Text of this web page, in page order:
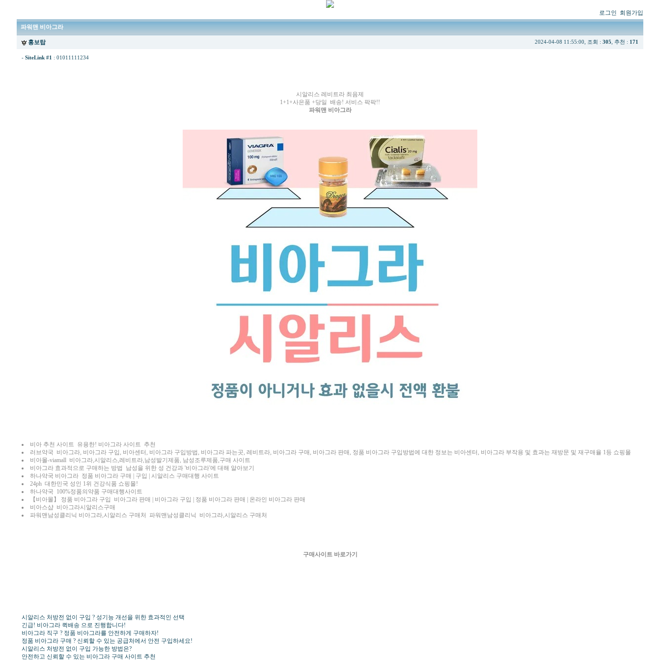
로그인 회원가입
파워맨 비아그라
홍보탑 2024-04-08 11:55:00, 조회 : 305 , 추천 : 171
- SiteLink #1 : 01011111234
시알리스 레비트라 최음제
1+1+사은품 +당일 배송! 서비스 팍팍!!
파워맨 비아그라
비아 추천 사이트 유용한! 비아그라 사이트 추천
러브약국 비아그라, 비아그라 구입, 비아센터, 비아그라 구입방법, 비아그라 파는곳, 레비트라, 비아그라 구매, 비아그라 판매, 정품 비아그라 구입방법에 대한 정보는 비아센터, 비아그라 부작용 및 효과는 재방문 및 재구매율 1등 쇼핑몰
비아몰-viamall 비아그라,시알리스,레비트라,남성발기제품, 남성조루제품,구매 사이트
비아그라 효과적으로 구매하는 방법 남성을 위한 성 건강과 '비아그라'에 대해 알아보기
하나약국 비아그라 정품 비아그라 구매 | 구입 | 시알리스 구매대행 사이트
24ph 대한민국 성인 1위 건강식품 쇼핑몰!
하나약국 100%정품의약품 구매대행사이트
【비아몰】 정품 비아그라 구입 비아그라 판매 | 비아그라 구입 | 정품 비아그라 판매 | 온라인 비아그라 판매
비아스샵 비아그라시알리스구매
파워맨남성클리닉 비아그라,시알리스 구매처 파워맨남성클리닉 비아그라,시알리스 구매처
구매사이트 바로가기
시알리스 처방전 없이 구입 ? 성기능 개선을 위한 효과적인 선택
긴급! 비아그라 퀵배송 으로 진행합니다!
비아그라 직구 ? 정품 비아그라를 안전하게 구매하자!
정품 비아그라 구매 ? 신뢰할 수 있는 공급처에서 안전 구입하세요!
시알리스 처방전 없이 구입 가능한 방법은?
안전하고 신뢰할 수 있는 비아그라 구매 사이트 추천